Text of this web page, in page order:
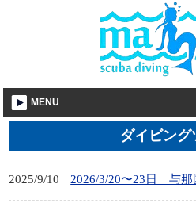
MENU
ダイビング
2025/9/10 2026/3/20〜23日 与那